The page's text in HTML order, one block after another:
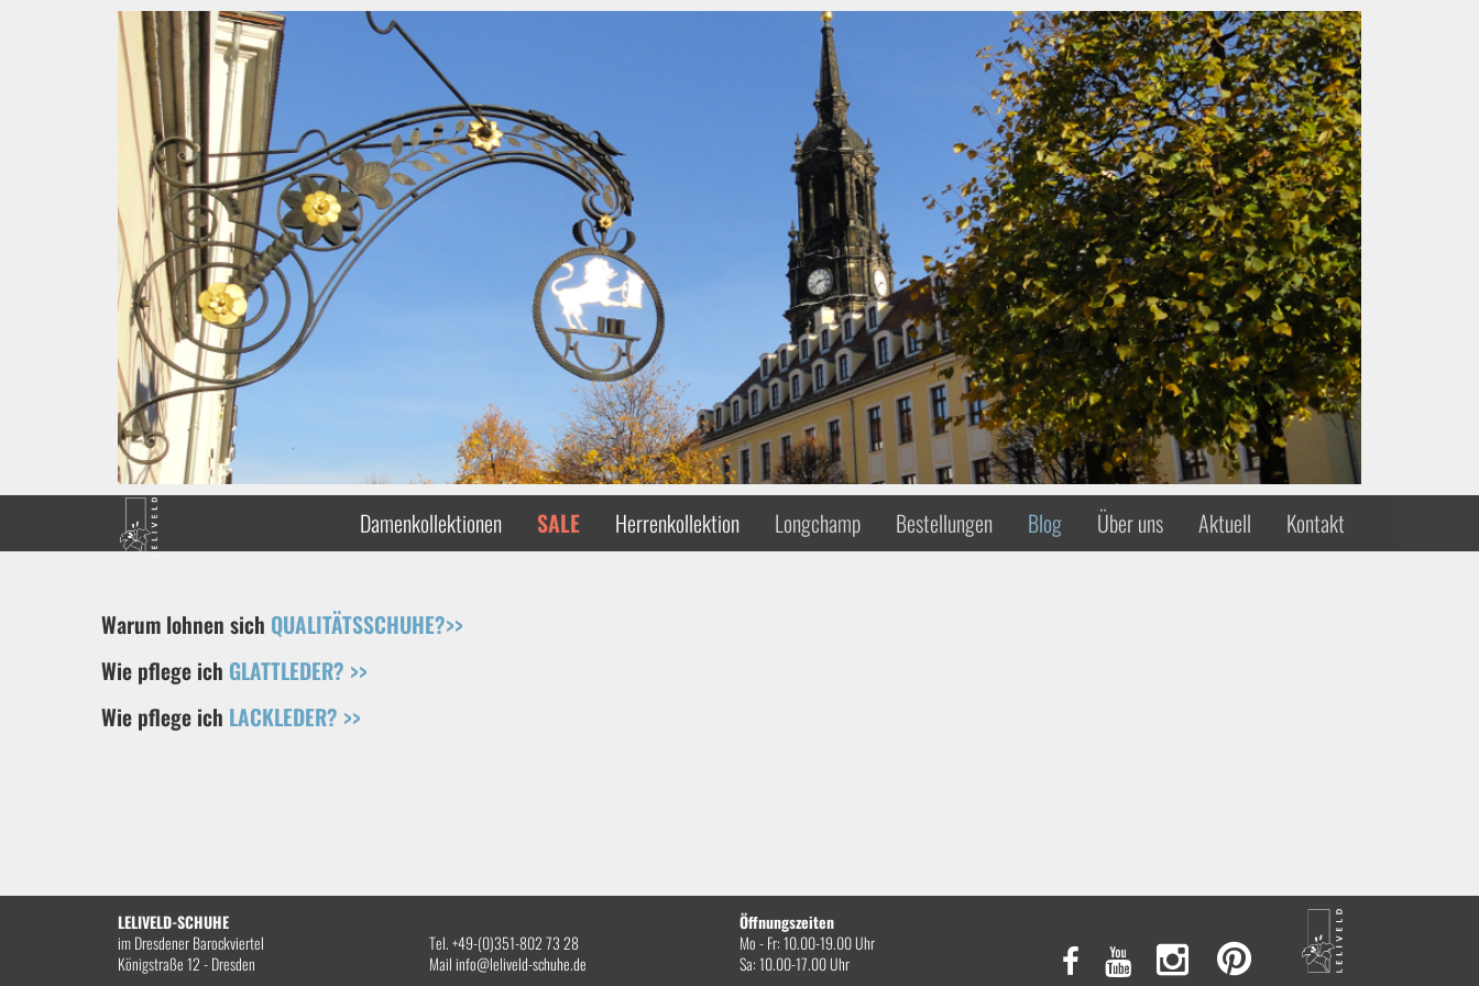
Damenkollektionen SALE Herrenkollektion Longchamp Bestellungen Blog Über uns Aktuell Kontakt
Warum lohnen sich QUALITÄTSSCHUHE?>>
Wie pflege ich GLATTLEDER? >>
Wie pflege ich LACKLEDER? >>
LELIVELD-SCHUHE
im Dresdener Barockviertel
Königstraße 12 - Dresden
Tel. +49-(0)351-802 73 28
Mail info@leliveld-schuhe.de
Öffnungszeiten
Mo - Fr: 10.00-19.00 Uhr
Sa: 10.00-17.00 Uhr